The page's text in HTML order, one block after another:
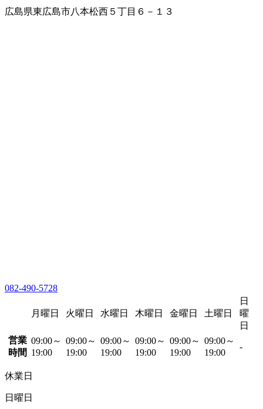
広島県東広島市八本松西５丁目６－１３
082-490-5728
月曜日 火曜日 水曜日 木曜日 金曜日 土曜日
日
曜
日
営業
時間
09:00～
19:00
09:00～
19:00
09:00～
19:00
09:00～
19:00
09:00～
19:00
09:00～
19:00
-
休業日
日曜日